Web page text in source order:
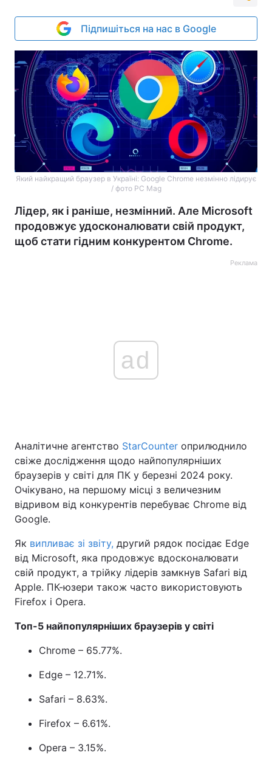
Підпишіться на нас в Google
Який найкращий браузер в Україні: Google Chrome незмінно лідирує
/ фото PC Mag
Лідер, як і раніше, незмінний. Але Microsoft
продовжує удосконалювати свій продукт,
щоб стати гідним конкурентом Chrome.
Реклама
ad
Аналітичне агентство StarCounter оприлюднило
свіже дослідження щодо найпопулярніших
браузерів у світі для ПК у березні 2024 року.
Очікувано, на першому місці з величезним
відривом від конкурентів перебуває Chrome від
Google.
Як випливає зі звіту, другий рядок посідає Edge
від Microsoft, яка продовжує вдосконалювати
свій продукт, а трійку лідерів замкнув Safari від
Apple. ПК-юзери також часто використовують
Firefox і Opera.
Топ-5 найпопулярніших браузерів у світі
Chrome – 65.77%.
Edge – 12.71%.
Safari – 8.63%.
Firefox – 6.61%.
Opera – 3.15%.